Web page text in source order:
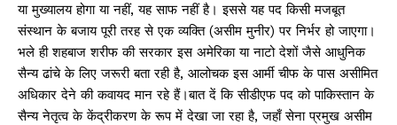
या मुख्यालय होगा या नहीं, यह साफ नहीं है। इससे यह पद किसी मजबूत
संस्थान के बजाय पूरी तरह से एक व्यक्ति (असीम मुनीर) पर निर्भर हो जाएगा।
भले ही शहबाज शरीफ की सरकार इस अमेरिका या नाटो देशों जैसे आधुनिक
सैन्य ढांचे के लिए जरूरी बता रही है, आलोचक इस आर्मी चीफ के पास असीमित
अधिकार देने की कवायद मान रहे हैं।बात दें कि सीडीएफ पद को पाकिस्तान के
सैन्य नेतृत्व के केंद्रीकरण के रूप में देखा जा रहा है, जहाँ सेना प्रमुख असीम